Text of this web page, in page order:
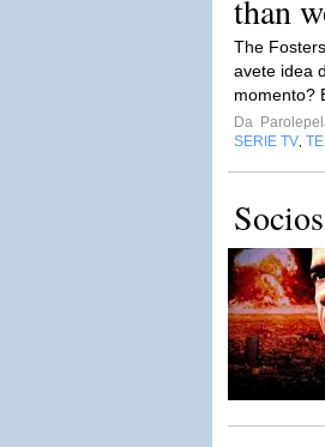
than
The
avete idea
momento?
Da
SERIE TV